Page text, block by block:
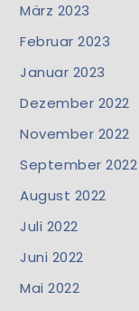
März 2023
Februar 2023
Januar 2023
Dezember 2022
November 2022
September 2022
August 2022
Juli 2022
Juni 2022
Mai 2022